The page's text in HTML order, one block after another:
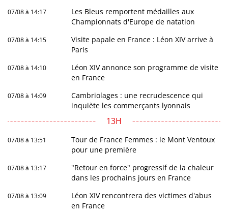
07/08 à 14:17
Les Bleus remportent médailles aux
Championnats d'Europe de natation
07/08 à 14:15
Visite papale en France : Léon XIV arrive à
Paris
07/08 à 14:10
Léon XIV annonce son programme de visite
en France
07/08 à 14:09
Cambriolages : une recrudescence qui
inquiète les commerçants lyonnais
13H
07/08 à 13:51
Tour de France Femmes : le Mont Ventoux
pour une première
07/08 à 13:17
"Retour en force" progressif de la chaleur
dans les prochains jours en France
07/08 à 13:09
Léon XIV rencontrera des victimes d'abus
en France